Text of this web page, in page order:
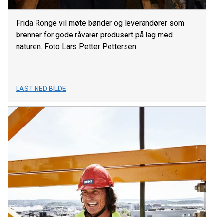
Frida Ronge vil møte bønder og leverandører som
brenner for gode råvarer produsert på lag med
naturen. Foto Lars Petter Pettersen
LAST NED BILDE